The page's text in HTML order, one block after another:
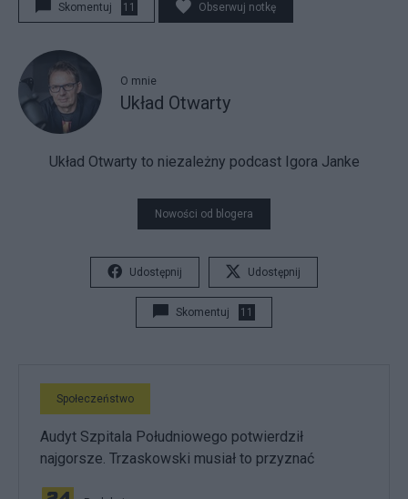
Skomentuj 11 Obserwuj notkę
O mnie
Układ Otwarty
Układ Otwarty to niezależny podcast Igora Janke
Nowości od blogera
Udostępnij Udostępnij
Skomentuj 11
Społeczeństwo
Audyt Szpitala Południowego potwierdził
najgorsze. Trzaskowski musiał to przyznać